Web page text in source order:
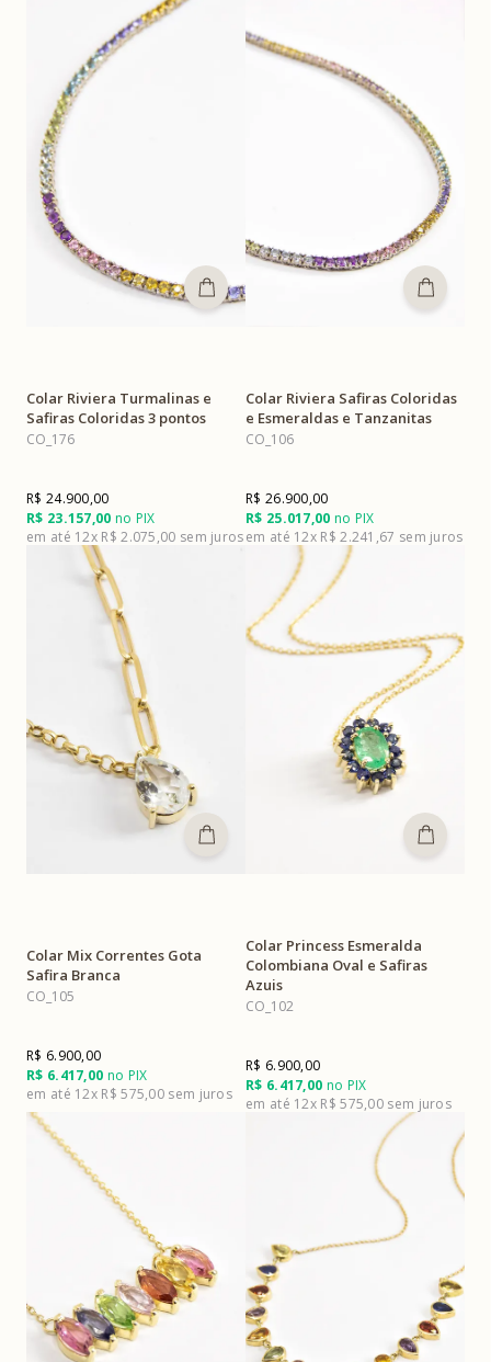
Colar Riviera Turmalinas e
Safiras Coloridas 3 pontos
CO_176
R$ 23.157,00 no PIX
R$ 24.900,00
12x R$ 2.075,00
Colar Riviera Safiras Coloridas
e Esmeraldas e Tanzanitas
CO_106
R$ 25.017,00 no PIX
R$ 26.900,00
12x R$ 2.241,67
Colar Mix Correntes Gota
Safira Branca
CO_105
R$ 6.417,00 no PIX
R$ 6.900,00
12x R$ 575,00
Colar Princess Esmeralda
Colombiana Oval e Safiras
Azuis
CO_102
R$ 6.417,00 no PIX
R$ 6.900,00
12x R$ 575,00